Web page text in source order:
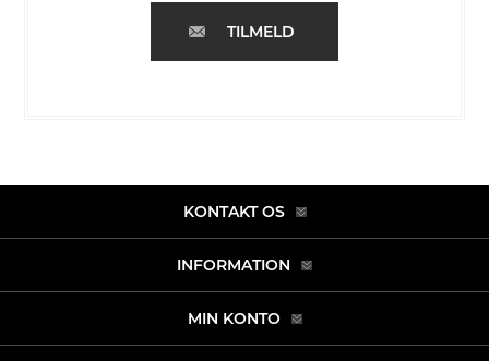
TILMELD
KONTAKT OS
INFORMATION
MIN KONTO